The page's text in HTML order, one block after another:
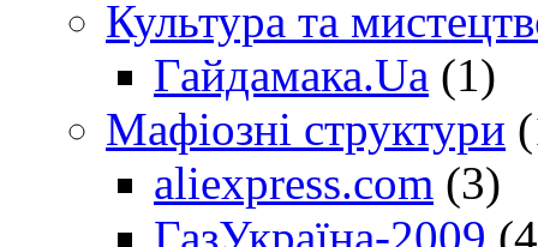
Культура та
Гайдамака.Ua (1)
Мафіозні структури
aliexpress.com (3)
ГазУкраїна-2009